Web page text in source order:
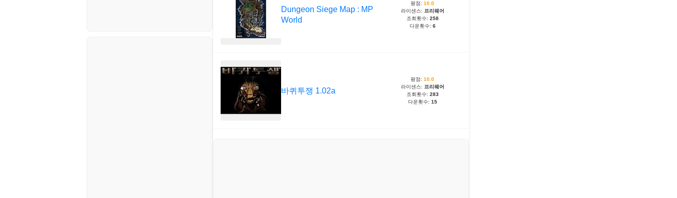
Dungeon Siege Map : MP
World
평점:10.0
라이센스: 프리웨어
조회횟수: 258
다운횟수: 6
바퀴투쟁 1.02a
평점:10.0
라이센스: 프리웨어
조회횟수: 283
다운횟수: 15